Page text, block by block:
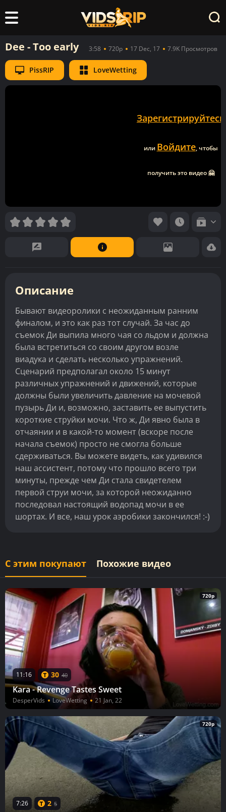
Dee - Too early 3:58 720p 17 Dec, 17 7.9K Просмотров
PissRIP LoveWetting
Зарегистрируйтесь
или Войдите, чтобы
получить это видео 🤗
Описание
Бывают видеоролики с неожиданным ранним
финалом, и это как раз тот случай. За час до
съемок Ди выпила много чая со льдом и должна
была встретиться со своим другом возле
виадука и сделать несколько упражнений.
Сценарий предполагал около 15 минут
различных упражнений и движений, которые
должны были увеличить давление на мочевой
пузырь Ди и, возможно, заставить ее выпустить
короткие струйки мочи. Что ж, Ди явно была в
отчаянии и в какой-то момент (вскоре после
начала съемок) просто не смогла больше
сдерживаться. Вы можете видеть, как удивился
наш ассистент, потому что прошло всего три
минуты, прежде чем Ди стала свидетелем
первой струи мочи, за которой неожиданно
последовал настоящий водопад мочи в ее
шортах. И все, наш урок аэробики закончился! :-)
С этим покупают Похожие видео
720p
11:16 30 40
Kara - Revenge Tastes Sweet
DesperVids LoveWetting 21 Jan, 22
720p
7:26 2 5